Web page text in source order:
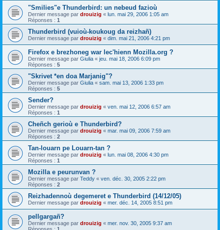
"Smilies"e Thunderbird: un nebeud fazioù
Dernier message par drouizig « lun. mai 29, 2006 1:05 am
Réponses : 1
Thunderbird (vuioù-koukoug da reizhañ)
Dernier message par drouizig « dim. mai 21, 2006 4:21 pm
Firefox e brezhoneg war lec'hienn Mozilla.org ?
Dernier message par Giulia « jeu. mai 18, 2006 6:09 pm
Réponses : 5
"Skrivet *en doa Marjanig"?
Dernier message par Giulia « sam. mai 13, 2006 1:33 pm
Réponses : 5
Sender?
Dernier message par drouizig « ven. mai 12, 2006 6:57 am
Réponses : 1
Cheñch gerioù e Thunderbird?
Dernier message par drouizig « mar. mai 09, 2006 7:59 am
Réponses : 2
Tan-louarn pe Louarn-tan ?
Dernier message par drouizig « lun. mai 08, 2006 4:30 pm
Réponses : 1
Mozilla e peurunvan ?
Dernier message par Teddy « ven. déc. 30, 2005 2:22 pm
Réponses : 2
Reizhadennoù degemeret e Thunderbird (14/12/05)
Dernier message par drouizig « mer. déc. 14, 2005 8:51 pm
pellgargañ?
Dernier message par drouizig « mer. nov. 30, 2005 9:37 am